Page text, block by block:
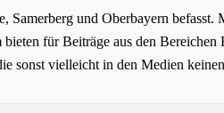
Samerberg und Oberbayern
bieten für Beiträge aus den
sonst vielleicht in den Medien